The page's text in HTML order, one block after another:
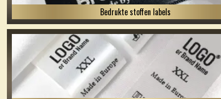
Bedrukte stoffen labels